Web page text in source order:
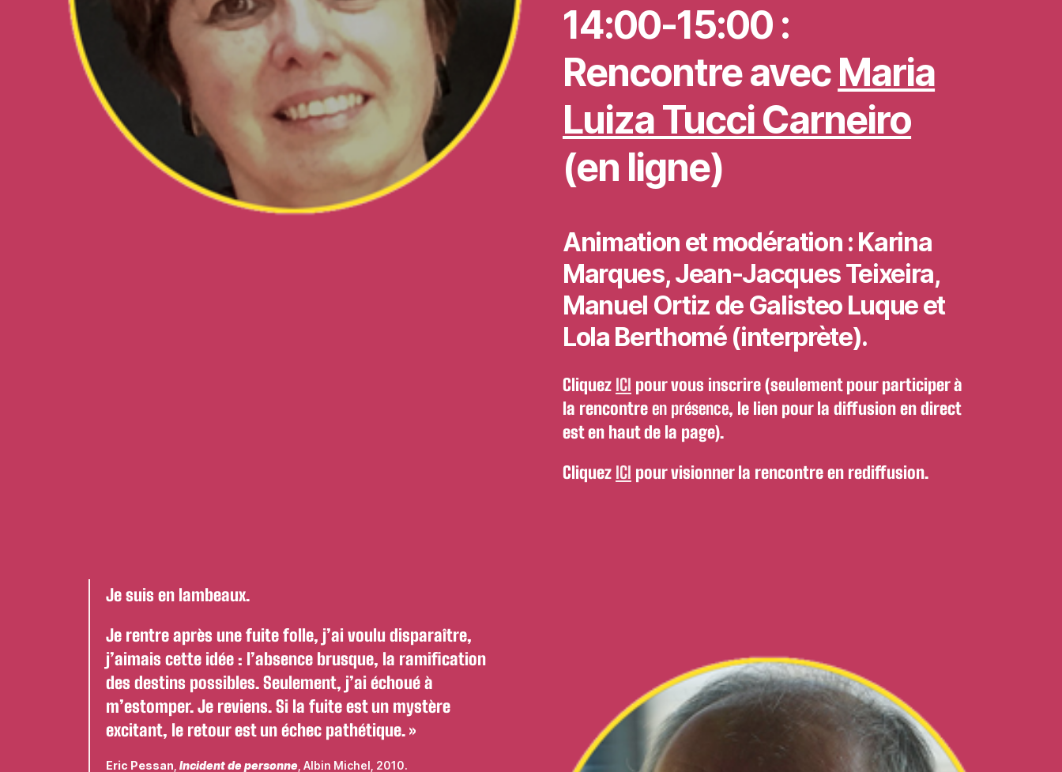
14:00-15:00 :
Rencontre avecMaria
Luiza Tucci Carneiro
(en ligne)
Animation et modération : Karina
Marques, Jean-Jacques Teixeira,
Manuel Ortiz de Galisteo Luque et
Lola Berthomé (interprète).
Cliquez ICI pour vous inscrire (seulement pour participer à
la rencontreen présence, le lien pour la diffusion en direct
est en haut de la page).
Cliquez ICI pour visionner la rencontre en rediffusion.
Je suis en lambeaux.
Je rentre après une fuite folle, j’ai voulu disparaître,
j’aimais cette idée : l’absence brusque, la ramification
des destins possibles. Seulement, j’ai échoué à
m’estomper. Je reviens. Si la fuite est un mystère
excitant, le retour est un échec pathétique. »
Eric Pessan Incident de personne , Albin Michel, 2010.